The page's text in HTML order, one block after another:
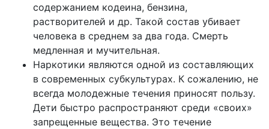
содержанием кодеина, бензина,
растворителей и др. Такой состав убивает
человека в среднем за два года. Смерть
медленная и мучительная.
Наркотики являются одной из составляющих
в современных субкультурах. К сожалению, не
всегда молодежные течения приносят пользу.
Дети быстро распространяют среди «своих»
запрещенные вещества. Это течение